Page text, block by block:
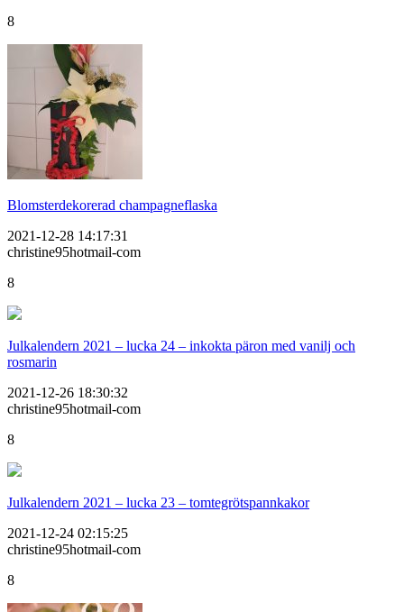
8
Blomsterdekorerad champagneflaska
2021-12-28 14:17:31
christine95hotmail-com
8
Julkalendern 2021 – lucka 24 – inkokta päron med vanilj och
rosmarin
2021-12-26 18:30:32
christine95hotmail-com
8
Julkalendern 2021 – lucka 23 – tomtegrötspannkakor
2021-12-24 02:15:25
christine95hotmail-com
8